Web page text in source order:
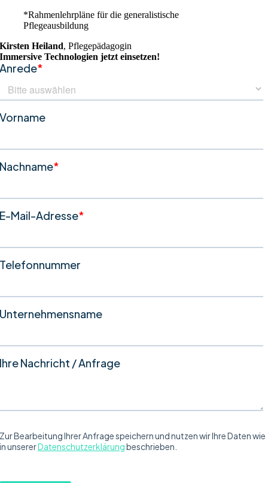
*Rahmenlehrpläne für die generalistische
Pflegeausbildung
Kirsten Heiland,Pflegepädagogin
Immersive Technologien jetzt einsetzen!